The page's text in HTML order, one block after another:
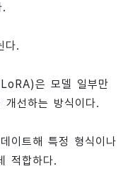
다.
은 모델 일부만
개선하는 방식이다.
이트해 특정 형식이나
적합하다.